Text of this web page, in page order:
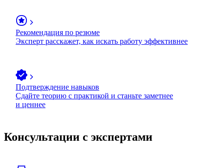
Рекомендация по резюме
Эксперт расскажет, как искать работу эффективнее
Подтверждение навыков
Сдайте теорию с практикой и станьте заметнее
и ценнее
Консультации с экспертами